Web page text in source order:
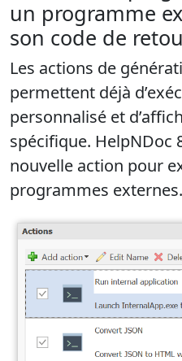
un programme
son code de
Les actions de
permettent déjà
personnalisé et
spécifique. HelpNDoc
nouvelle action pour
programmes externes.